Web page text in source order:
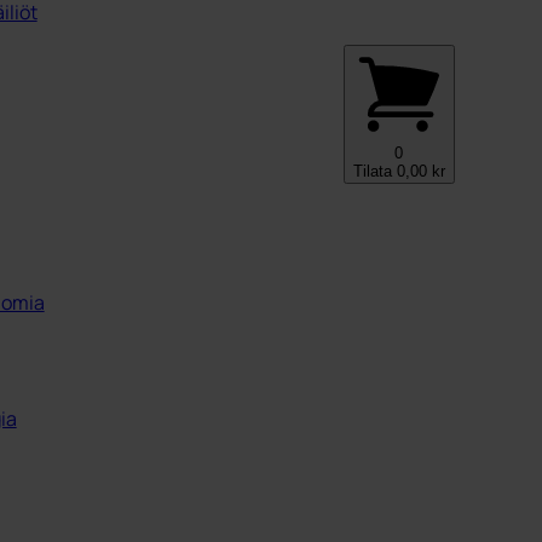
0
Tilata 0,00 kr